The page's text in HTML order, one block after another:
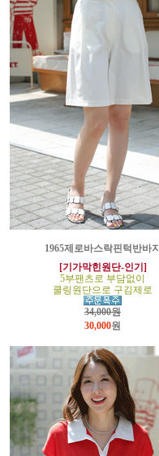
1965제로바스락핀턱반바지
[기가막힌원단-인기]
5부팬츠로 부담없이
쿨링원단으로 구김제로
34,000원
30,000원